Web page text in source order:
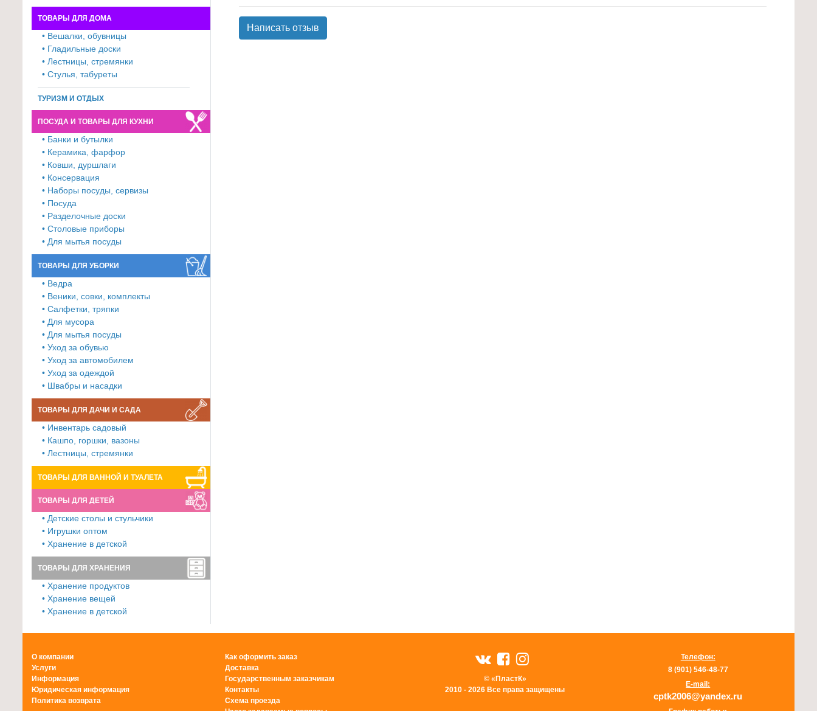
ТОВАРЫ ДЛЯ ДОМА
• Вешалки, обувницы
• Гладильные доски
• Лестницы, стремянки
• Стулья, табуреты
ТУРИЗМ И ОТДЫХ
ПОСУДА И ТОВАРЫ ДЛЯ КУХНИ
• Банки и бутылки
• Керамика, фарфор
• Ковши, дуршлаги
• Консервация
• Наборы посуды, сервизы
• Посуда
• Разделочные доски
• Столовые приборы
• Для мытья посуды
ТОВАРЫ ДЛЯ УБОРКИ
• Ведра
• Веники, совки, комплекты
• Салфетки, тряпки
• Для мусора
• Для мытья посуды
• Уход за обувью
• Уход за автомобилем
• Уход за одеждой
• Швабры и насадки
ТОВАРЫ ДЛЯ ДАЧИ И САДА
• Инвентарь садовый
• Кашпо, горшки, вазоны
• Лестницы, стремянки
ТОВАРЫ ДЛЯ ВАННОЙ И ТУАЛЕТА
ТОВАРЫ ДЛЯ ДЕТЕЙ
• Детские столы и стульчики
• Игрушки оптом
• Хранение в детской
ТОВАРЫ ДЛЯ ХРАНЕНИЯ
• Хранение продуктов
• Хранение вещей
• Хранение в детской
Написать отзыв
О компании
Услуги
Информация
Юридическая информация
Политика возврата
Как оформить заказ
Доставка
Государственным заказчикам
Контакты
Схема проезда
© «ПластК»
2010 - 2026 Все права защищены
Телефон:
8 (901) 546-48-77
E-mail:
cptk2006@yandex.ru
уборки
Товары
Товары
ванной
туалета
Товары
для
Товары
хранения